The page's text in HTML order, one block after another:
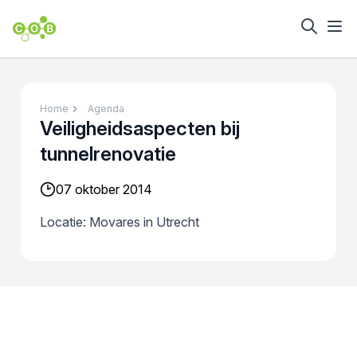
Home Agenda
Veiligheidsaspecten bij
tunnelrenovatie
07 oktober 2014
Locatie: Movares in Utrecht